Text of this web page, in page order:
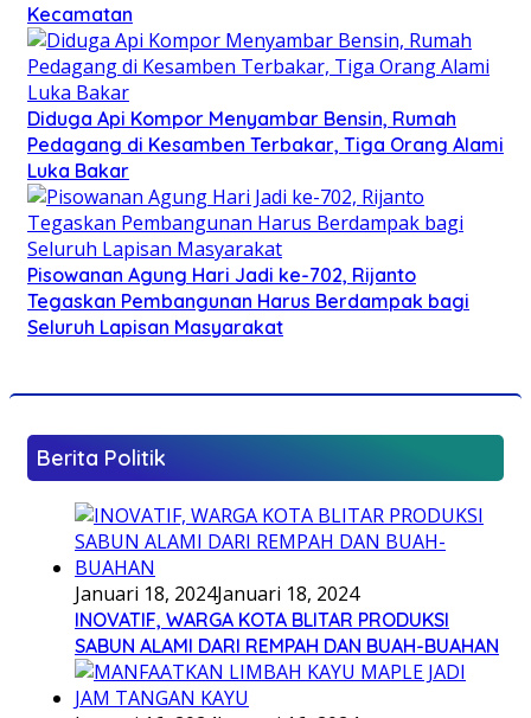
Kecamatan
Diduga Api Kompor Menyambar Bensin, Rumah
Pedagang di Kesamben Terbakar, Tiga Orang Alami
Luka Bakar
Pisowanan Agung Hari Jadi ke-702, Rijanto
Tegaskan Pembangunan Harus Berdampak bagi
Seluruh Lapisan Masyarakat
Berita Politik
Januari 18, 2024Januari 18, 2024
INOVATIF, WARGA KOTA BLITAR PRODUKSI
SABUN ALAMI DARI REMPAH DAN BUAH-BUAHAN